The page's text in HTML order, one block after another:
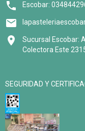
Escobar:
Sucursal Escobar:
Colectora Este
SEGURIDAD Y